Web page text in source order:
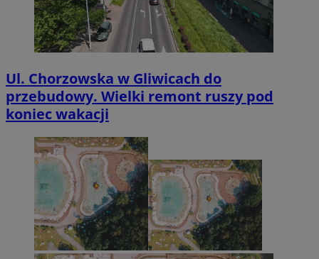
Ul. Chorzowska w Gliwicach do
przebudowy. Wielki remont ruszy pod
koniec wakacji